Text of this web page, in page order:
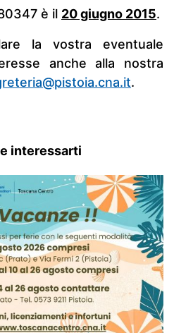
è il 20 giugno 2015.
la vostra eventuale
anche alla nostra
.
interessarti